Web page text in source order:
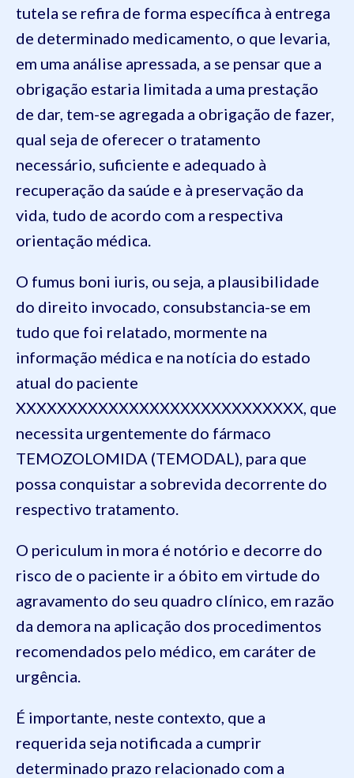
tutela se refira de forma específica à entrega
de determinado medicamento, o que levaria,
em uma análise apressada, a se pensar que a
obrigação estaria limitada a uma prestação
de dar, tem-se agregada a obrigação de fazer,
qual seja de oferecer o tratamento
necessário, suficiente e adequado à
recuperação da saúde e à preservação da
vida, tudo de acordo com a respectiva
orientação médica.
O fumus boni iuris, ou seja, a plausibilidade
do direito invocado, consubstancia-se em
tudo que foi relatado, mormente na
informação médica e na notícia do estado
atual do paciente
XXXXXXXXXXXXXXXXXXXXXXXXXXXX, que
necessita urgentemente do fármaco
TEMOZOLOMIDA (TEMODAL), para que
possa conquistar a sobrevida decorrente do
respectivo tratamento.
O periculum in mora é notório e decorre do
risco de o paciente ir a óbito em virtude do
agravamento do seu quadro clínico, em razão
da demora na aplicação dos procedimentos
recomendados pelo médico, em caráter de
urgência.
É importante, neste contexto, que a
requerida seja notificada a cumprir
determinado prazo relacionado com a